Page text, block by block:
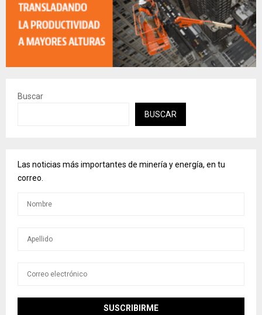
Buscar
BUSCAR
Las noticias más importantes de minería y energía, en tu
correo.